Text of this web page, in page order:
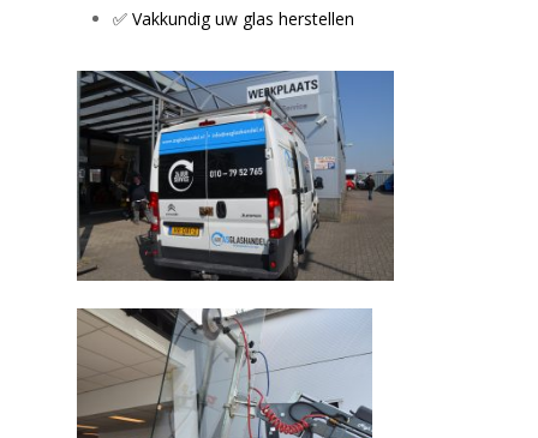
✅ Vakkundig uw glas herstellen